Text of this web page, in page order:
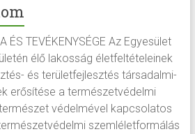
ÉS TEVÉKENYSÉGE Az Egyesület
élő lakosság életfeltételeinek
és területfejlesztés társadalmi-
erősítése a természetvédelmi
védelmével kapcsolatos
szemléletformálás